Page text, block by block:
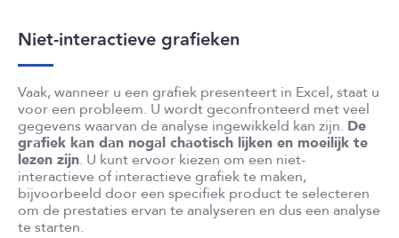
Niet-interactieve grafieken
Vaak, wanneer u een grafiek presenteert in Excel, staat u
voor een probleem. U wordt geconfronteerd met veel
gegevens waarvan de analyse ingewikkeld kan zijn. De
grafiek kan dan nogal chaotisch lijken en moeilijk te
lezen zijn. U kunt ervoor kiezen om een niet-
interactieve of interactieve grafiek te maken,
bijvoorbeeld door een specifiek product te selecteren
om de prestaties ervan te analyseren en dus een analyse
te starten.